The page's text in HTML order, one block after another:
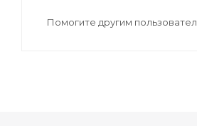
Помогите другим